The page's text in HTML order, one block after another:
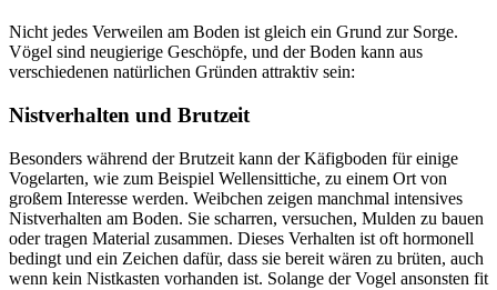
Nicht jedes Verweilen am Boden ist gleich ein Grund zur Sorge.
Vögel sind neugierige Geschöpfe, und der Boden kann aus
verschiedenen natürlichen Gründen attraktiv sein:
Nistverhalten und Brutzeit
Besonders während der Brutzeit kann der Käfigboden für einige
Vogelarten, wie zum Beispiel Wellensittiche, zu einem Ort von
großem Interesse werden. Weibchen zeigen manchmal intensives
Nistverhalten am Boden. Sie scharren, versuchen, Mulden zu bauen
oder tragen Material zusammen. Dieses Verhalten ist oft hormonell
bedingt und ein Zeichen dafür, dass sie bereit wären zu brüten, auch
wenn kein Nistkasten vorhanden ist. Solange der Vogel ansonsten fit